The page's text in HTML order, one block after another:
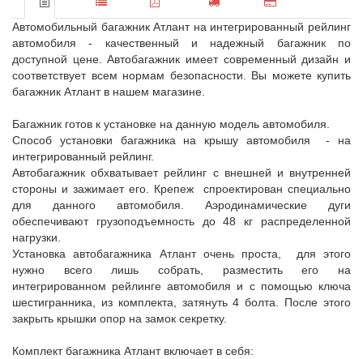
Автомобильный багажник Атлант на интегрированный рейлинг
автомобиля - качественный и надежный багажник по
доступной цене. Автобагажник имеет современный дизайн и
соответствует всем нормам безопасности. Вы можете купить
багажник Атлант в нашем магазине.
Багажник готов к установке на данную модель автомобиля.
Способ установки багажника на крышу автомобиля - на
интегрированный рейлинг.
Автобагажник обхватывает рейлинг с внешней и внутренней
стороны и зажимает его. Крепеж спроектирован специально
для данного автомобиля. Аэродинамические дуги
обеспечивают грузоподъемность до 48 кг распределенной
нагрузки.
Установка автобагажника Атлант очень проста, для этого
нужно всего лишь собрать, разместить его на
интегрированном рейлинге автомобиля и с помощью ключа
шестигранника, из комплекта, затянуть 4 болта. После этого
закрыть крышки опор на замок секретку.
Комплект багажника Атлант включает в себя: